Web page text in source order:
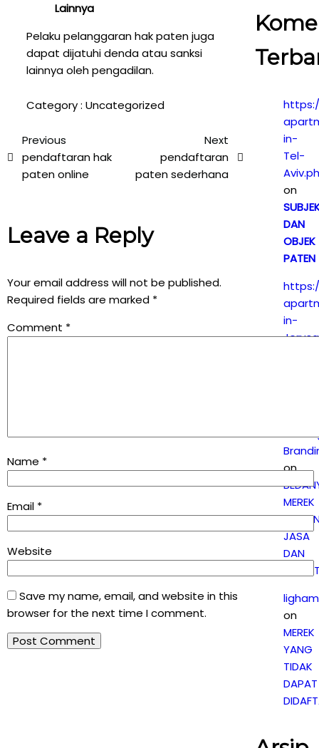
Lainnya
Pelaku pelanggaran hak paten juga
dapat dijatuhi denda atau sanksi
lainnya oleh pengadilan.
Category : Uncategorized
Previous
pendaftaran hak
paten online
Next
pendaftaran
paten sederhana
Leave a Reply
Your email address will not be published.
Required fields are marked *
Comment *
Name *
Email *
Website
Save my name, email, and website in this
browser for the next time I comment.
in-
Tel-
on
DAN
OBJEK
PATEN
in-
on
MEREK
JASA
DAN
on
MEREK
YANG
TIDAK
DAPAT